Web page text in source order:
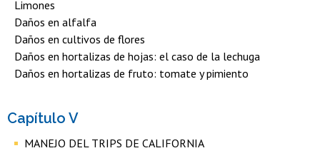
Limones
Daños en alfalfa
Daños en cultivos de flores
Daños en hortalizas de hojas: el caso de la lechuga
Daños en hortalizas de fruto: tomate y pimiento
Capítulo V
MANEJO DEL TRIPS DE CALIFORNIA